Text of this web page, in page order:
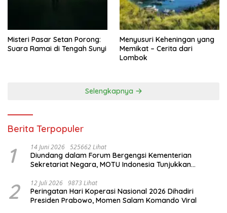
Misteri Pasar Setan Porong:
Suara Ramai di Tengah Sunyi
Menyusuri Keheningan yang
Memikat – Cerita dari
Lombok
Selengkapnya
Berita Terpopuler
1 14 Juni 2026 525662 Lihat
Diundang dalam Forum Bergengsi Kementerian
Sekretariat Negara, MOTU Indonesia Tunjukkan
2 12 Juli 2026 9873 Lihat
Peringatan Hari Koperasi Nasional 2026 Dihadiri
Presiden Prabowo, Momen Salam Komando Viral